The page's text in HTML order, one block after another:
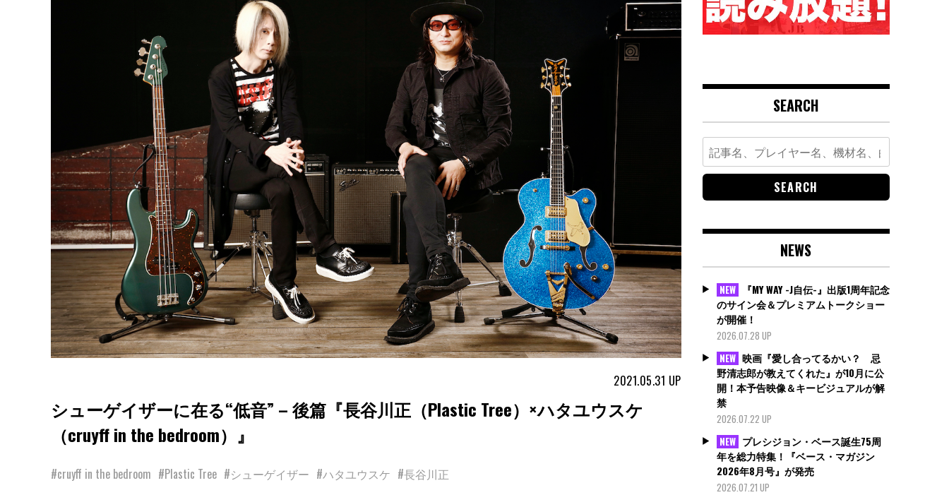
2021.05.31 UP
シューゲイザーに在る“低音” – 後篇『長谷川正（Plastic Tree）×ハタユウスケ
（cruyff in the bedroom）』
#cruyff in the bedroom #Plastic Tree #シューゲイザー #ハタユウスケ #長谷川正
SEARCH
Search
for:
NEWS
NEW
『MY WAY -J自伝-』出版1周年記念
のサイン会＆プレミアムトークショー
が開催！
2026.07.28 UP
NEW 映画『愛し合ってるかい？ 忌
野清志郎が教えてくれた』が10月に公
開！本予告映像＆キービジュアルが解
禁
2026.07.22 UP
NEW プレシジョン・ベース誕生75周
年を総力特集！『ベース・マガジン
2026年8月号』が発売
2026.07.21 UP